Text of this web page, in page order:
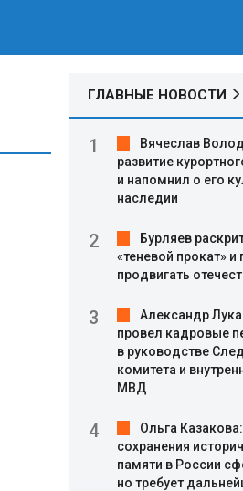
ГЛАВНЫЕ НОВОСТИ
Вячеслав
развитие
и напомнил о его
наследии
Бурляев
«теневой прокат» и
продвигать
Александр
провел кадровые
в руководстве
комитета и
МВД
Ольга
сохранения
памяти в России
но требует